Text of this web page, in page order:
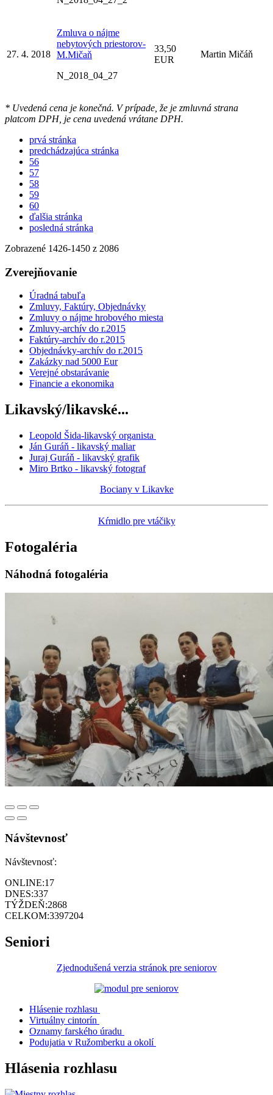
27. 4. 2018
Zmluva o nájme
nebytových priestorov-
M.Mičaň
N_2018_04_27
33,50
EUR
Martin Mičáň
* Uvedená cena je konečná. V prípade, že je zmluvná strana
platcom DPH, je cena uvedená vrátane DPH.
prvá stránka
predchádzajúca stránka
56
57
58
59
60
ďalšia stránka
posledná stránka
Zobrazené 1426-1450 z 2086
Zverejňovanie
Úradná tabuľa
Zmluvy, Faktúry, Objednávky
Zmluvy o nájme hrobového miesta
Zmluvy-archív do r.2015
Faktúry-archív do r.2015
Objednávky-archív do r.2015
Zakázky nad 5000 Eur
Verejné obstarávanie
Financie a ekonomika
Likavský/likavské...
Leopold Šida-likavský organista
Ján Guráň - likavský maliar
Juraj Guráň - likavský grafik
Miro Brtko - likavský fotograf
Bociany v Likavke
Kŕmidlo pre vtáčiky
Fotogaléria
Náhodná fotogaléria
Návštevnosť
Návštevnosť:
ONLINE:17
DNES:337
TÝŽDEŇ:2868
CELKOM:3397204
Seniori
Zjednodušená verzia stránok pre seniorov
Hlásenie rozhlasu
Virtuálny cintorín
Oznamy farského úradu
Podujatia v Ružomberku a okolí
Hlásenia rozhlasu